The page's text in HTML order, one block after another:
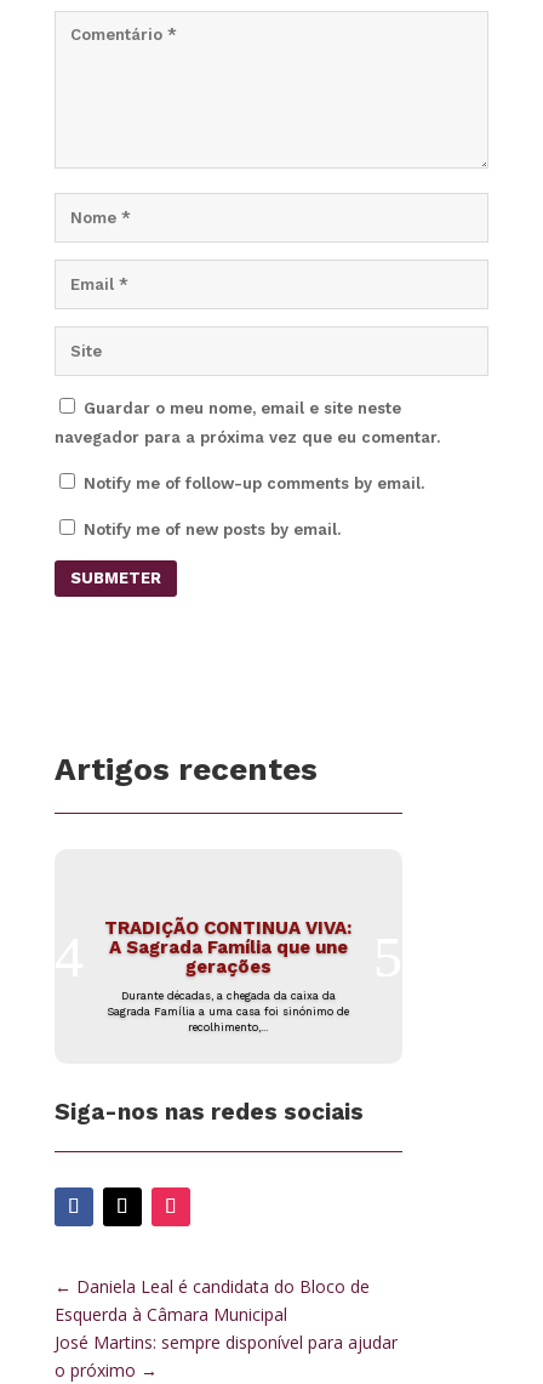
Guardar o meu nome, email e site neste
navegador para a próxima vez que eu comentar.
Notify me of follow-up comments by email.
Notify me of new posts by email.
SUBMETER
Artigos recentes
TRADIÇÃO CONTINUA VIVA:
A Sagrada Família que une
gerações
Durante décadas, a chegada da caixa da
Sagrada Família a uma casa foi sinónimo de
recolhimento,...
Siga-nos nas redes sociais
← Daniela Leal é candidata do Bloco de
Esquerda à Câmara Municipal
José Martins: sempre disponível para ajudar
o próximo →